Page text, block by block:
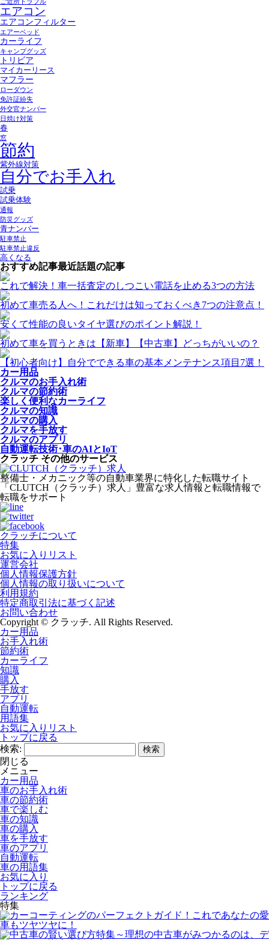
ご近所トラブル
エアコン
エアコンフィルター
エアーベッド
カーライフ
キャンプグッズ
トリビア
マイカーリース
マフラー
ローダウン
免許証紛失
外交官ナンバー
日焼け対策
春
窓
節約
紫外線対策
自分でお手入れ
試乗
試乗体験
通報
防災グッズ
青ナンバー
駐車禁止
駐車禁止違反
高くなる
おすすめ記事最近話題の記事
これで解決！車一括査定のしつこい電話を止める3つの方法
初めて車売る人へ！これだけは知っておくべき7つの注意点！
安くて性能の良いタイヤ選びのポイント解説！
初めて車を買うときは【新車】【中古車】どっちがいいの？
【初心者向け】自分でできる車の基本メンテナンス項目7選！
カー用品
クルマのお手入れ術
クルマの節約術
楽しく便利なカーライフ
クルマの知識
クルマの購入
クルマを手放す
クルマのアプリ
自動運転技術･車のAIとIoT
クラッチ その他のサービス
整備士・メカニック等の自動車業界に特化した転職サイト
「CLUTCH（クラッチ）求人」豊富な求人情報と転職情報で
転職をサポート
クラッチについて
特集
お気に入りリスト
運営会社
個人情報保護方針
個人情報の取り扱いについて
利用規約
特定商取引法に基づく記述
お問い合わせ
Copyright © クラッチ. All Rights Reserved.
カー用品
お手入れ術
節約術
カーライフ
知識
購入
手放す
アプリ
自動運転
用語集
お気に入りリスト
トップに戻る
検索:
閉じる
メニュー
カー用品
車のお手入れ術
車の節約術
車で楽しむ
車の知識
車の購入
車を手放す
車のアプリ
自動運転
車の用語集
お気に入り
トップに戻る
ランキング
特集